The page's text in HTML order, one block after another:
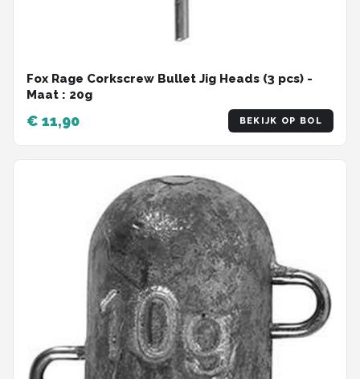
Fox Rage Corkscrew Bullet Jig Heads (3 pcs) -
Maat : 20g
€ 11,90 BEKIJK OP BOL